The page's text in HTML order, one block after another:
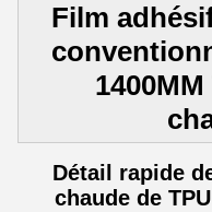
Film
Détail rapide
chaude de